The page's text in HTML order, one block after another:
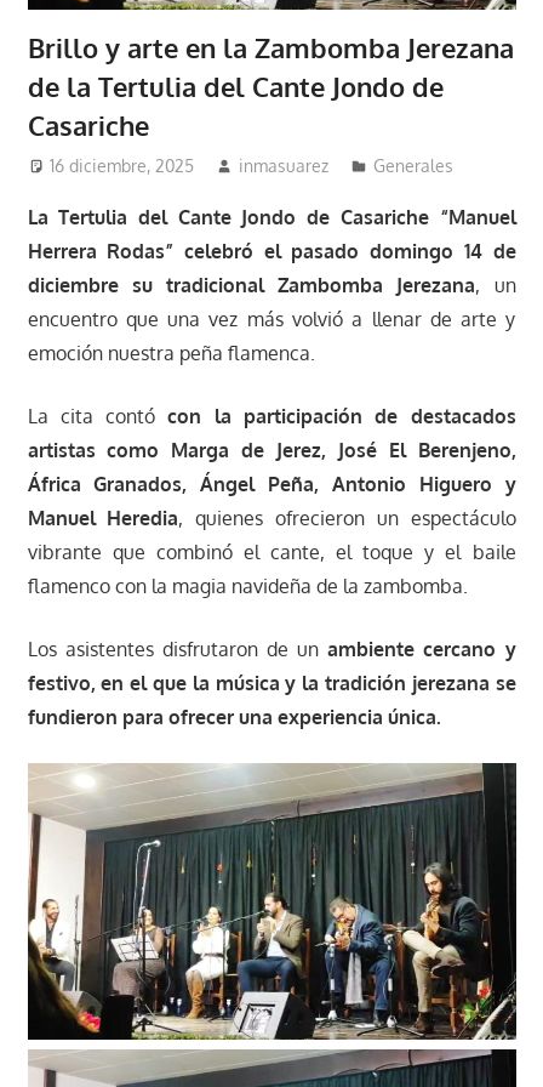
Brillo y arte en la Zambomba Jerezana
de la Tertulia del Cante Jondo de
Casariche
16 diciembre, 2025 inmasuarez Generales
La Tertulia del Cante Jondo de Casariche “Manuel
Herrera Rodas” celebró el pasado domingo 14 de
diciembre su tradicional Zambomba Jerezana, un
encuentro que una vez más volvió a llenar de arte y
emoción nuestra peña flamenca.
La cita contócon la participación de destacados
artistas como Marga de Jerez, José El Berenjeno,
África Granados, Ángel Peña, Antonio Higuero y
Manuel Heredia, quienes ofrecieron un espectáculo
vibrante que combinó el cante, el toque y el baile
flamenco con la magia navideña de la zambomba.
Los asistentes disfrutaron de unambiente cercano y
festivo, en el que la música y la tradición jerezana se
fundieron para ofrecer una experiencia única.